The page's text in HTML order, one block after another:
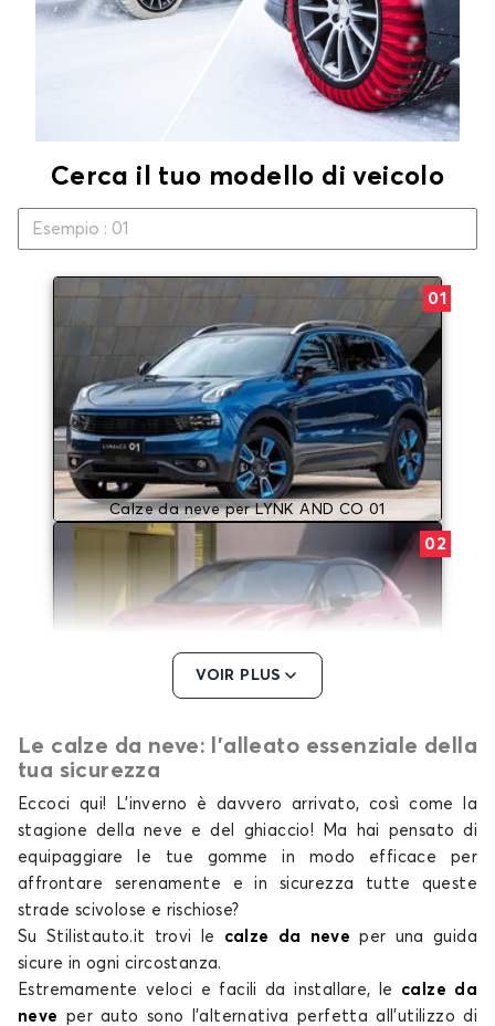
Cerca il tuo modello di veicolo
01
Calze da neve per LYNK AND CO 01
02
Calze da neve per LYNK AND CO 02
Calze da neve per LYNK AND CO 08
VOIR PLUS
Le calze da neve: l'alleato essenziale della
tua sicurezza
Eccoci qui! L’inverno è davvero arrivato, così come la
stagione della neve e del ghiaccio! Ma hai pensato di
equipaggiare le tue gomme in modo efficace per
affrontare serenamente e in sicurezza tutte queste
strade scivolose e rischiose?
Su Stilistauto.it trovi le calze da neveper una guida
sicure in ogni circostanza.
Estremamente veloci e facili da installare,
le calze da
neve per auto sono l'alternativa perfetta all'utilizzo di